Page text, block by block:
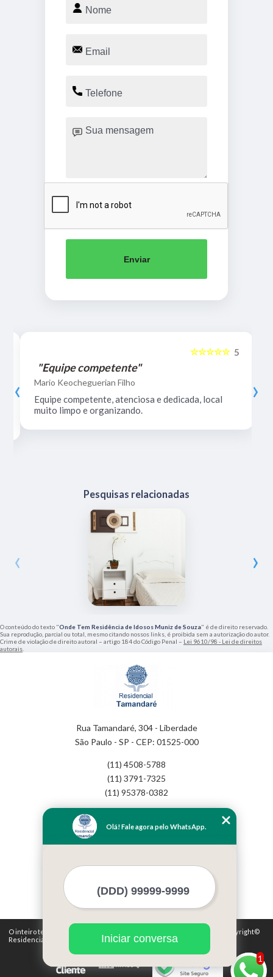
Enviar
5
☆☆☆☆☆
"Equipe competente"
Mario Keocheguerian Filho
Equipe competente, atenciosa e dedicada, local
muito limpo e organizando.
‹ ›
Pesquisas relacionadas
‹ ›
O conteúdo do texto "Onde Tem Residência de Idosos Muniz de Souza" é de direito reservado.
Sua reprodução, parcial ou total, mesmo citando nossos links, é proibida sem a autorização do autor.
Crime de violação de direito autoral – artigo 184 do Código Penal – Lei 9610/98 - Lei de direitos
autorais
Rua Tamandaré, 304 - Liberdade
São Paulo - SP - CEP: 01525-000
(11) 4508-5788
(11) 3791-7325
(11) 95378-0382
Empresa
Missão
Mapa do site
Mais Serviços
O inteiro teor deste site está sujeito à proteção de direitos autorais. Copyright©
Residencial Tamandaré (Lei 9610 de 19/02/1998)
1
Olá! Fale agora pelo WhatsApp.
Iniciar conversa